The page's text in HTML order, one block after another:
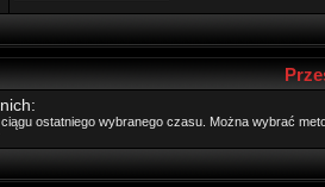
ostatniego wybranego czasu. Można wybrać